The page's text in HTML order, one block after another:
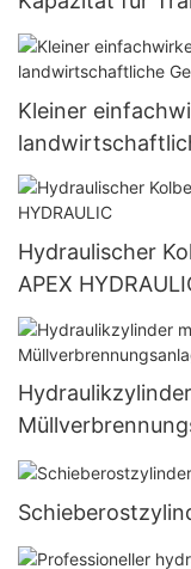
Kleiner
Hydraulischer
APEX